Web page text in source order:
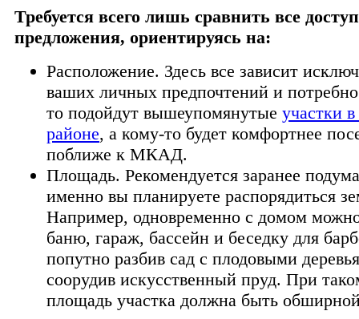
Требуется всего лишь сравнить все
предложения, ориентируясь на:
Расположение. Здесь все зависит
ваших личных предпочтений и
то подойдут вышеупомянутые участки
районе, а кому-то будет комфортнее
поближе к МКАД.
Площадь. Рекомендуется заранее
именно вы планируете распорядиться
Например, одновременно с домом
баню, гараж, бассейн и беседку для
попутно разбив сад с плодовыми
соорудив искусственный пруд. При
площадь участка должна быть